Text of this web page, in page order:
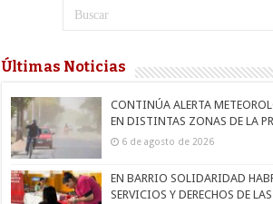
Últimas Noticias
CONTINÚA ALERTA
EN DISTINTAS ZONAS DE LA
6 de agosto de 2026
EN BARRIO SOLIDARIDAD
SERVICIOS Y DERECHOS DE LAS